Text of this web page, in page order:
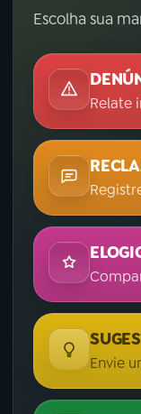
Escolha sua
Relate
Envie